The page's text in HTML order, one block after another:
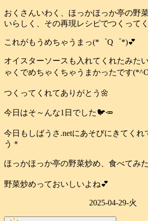
おくさんいわく、ほっかほっか亭の野
いらしく、その再現レシピでつくって
これがもうめちゃうまっ(*゜Q゜*)💕
オイスターソースも入れてくれたみた
ゃくでめちゃくちゃうまかったです
つくってくれてありがとう🌼
今日はそ～んな1日でした🐦️🥕
今日もしばうさ.netにあそびにきてくれ
う＊
ほっかほっか亭の野菜炒め、食べてみ
野菜炒めっておいしいよね💕
2025-04-29-火